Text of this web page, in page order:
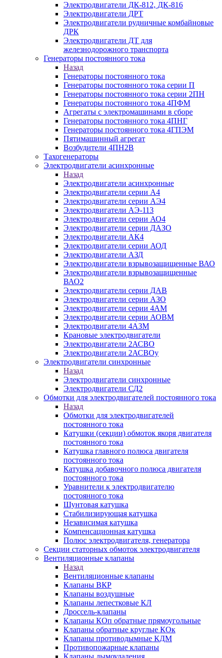
Электродвигатели ДК-812, ДК-816
Электродвигатели ДРТ
Электродвигатели рудничные комбайновые
ДРК
Электродвигатели ДТ для
железнодорожного транспорта
Генераторы постоянного тока
Назад
Генераторы постоянного тока
Генераторы постоянного тока серии П
Генераторы постоянного тока серии 2ПН
Генераторы постоянного тока 4ПФМ
Агрегаты с электромашинами в сборе
Генераторы постоянного тока 4ПНГ
Генераторы постоянного тока 4ГПЭМ
Пятимашинный агрегат
Возбудители 4ПН2В
Тахогенераторы
Электродвигатели асинхронные
Назад
Электродвигатели асинхронные
Электродвигатели серии А4
Электродвигатели серии АЭ4
Электродвигатели АЭ-113
Электродвигатели серии АО4
Электродвигатели серии ДАЗО
Электродвигатели АК4
Электродвигатели серии АОД
Электродвигатели АЗД
Электродвигатели взрывозащищенные ВАО
Электродвигатели взрывозащищенные
ВАО2
Электродвигатели серии ДАВ
Электродвигатели серии АЗО
Электродвигатели серии 4АМ
Электродвигатели серии АОВМ
Электродвигатели 4АЗМ
Крановые электродвигатели
Электродвигатели 2АСВО
Электродвигатели 2АСВОу
Электродвигатели синхронные
Назад
Электродвигатели синхронные
Электродвигатели СД2
Обмотки для электродвигателей постоянного тока
Назад
Обмотки для электродвигателей
постоянного тока
Катушки (секции) обмоток якоря двигателя
постоянного тока
Катушка главного полюса двигателя
постоянного тока
Катушка добавочного полюса двигателя
постоянного тока
Уравнители к электродвигателю
постоянного тока
Шунтовая катушка
Стабилизирующая катушка
Независимая катушка
Компенсационная катушка
Полюс электродвигателя, генератора
Секции статорных обмоток электродвигателя
Вентиляционные клапаны
Назад
Вентиляционные клапаны
Клапаны ВКР
Клапаны воздушные
Клапаны лепестковые КЛ
Дроссель-клапаны
Клапаны КОп обратные прямоугольные
Клапаны обратные круглые КОк
Клапаны противодымные КДМ
Противопожарные клапаны
Клапаны дымоудаления